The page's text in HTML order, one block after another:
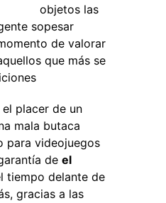
objetos las
sopesar
de valorar
que más se
placer de un
mala butaca
para videojuegos
de el
tiempo delante de
gracias a las